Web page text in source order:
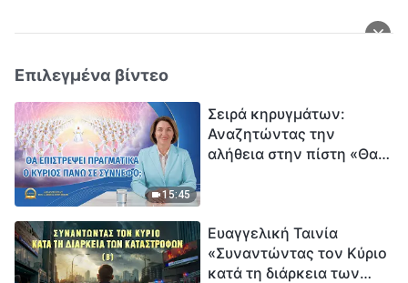
Επιλεγμένα βίντεο
15:45
Σειρά κηρυγμάτων:
Αναζητώντας την
αλήθεια στην πίστη «Θα
Ευαγγελική Ταινία
«Συναντώντας τον Κύριο
κατά τη διάρκεια των